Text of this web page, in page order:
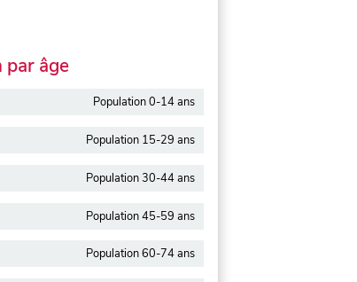
par âge
Population 0-14 ans
Population 15-29 ans
Population 30-44 ans
Population 45-59 ans
Population 60-74 ans